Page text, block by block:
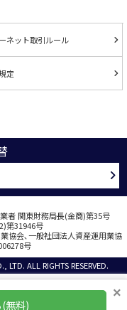
ネット取引ルール
定
者 関東財務局長(金商)第35号
第31946号
協会､一般社団法人資産運用業協
号
LTD. ALL RIGHTS RESERVED.
×
無料)